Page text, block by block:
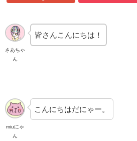
さあちゃ
ん
皆さんこんにちは！
miuにゃ
ん
こんにちはだにゃー。